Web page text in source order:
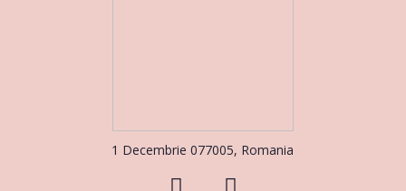
1 Decembrie 077005, Romania